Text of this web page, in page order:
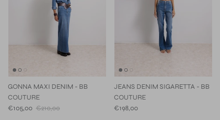
GONNA MAXI DENIM - BB
COUTURE
€105,00 €210,00
JEANS DENIM SIGARETTA - BB
COUTURE
€198,00